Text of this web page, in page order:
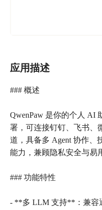
应用描述
### 概述
QwenPaw 是你的个人 AI
署，可连接钉钉、飞书、
道，具备多 Agent 协作、
能力，兼顾隐私安全与易
### 功能特性
- **多 LLM 支持**：兼容